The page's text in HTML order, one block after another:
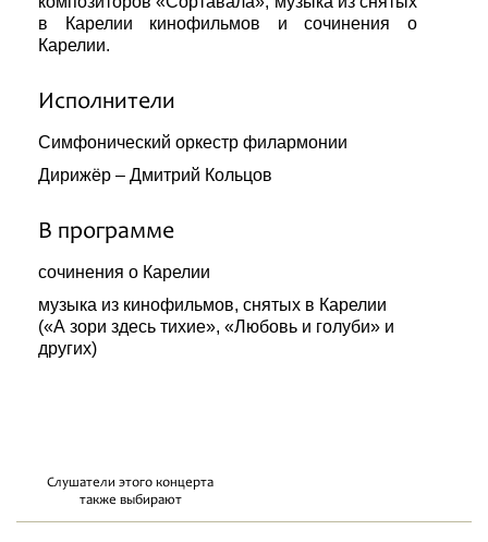
в Карелии кинофильмов и сочинения о
Карелии.
Исполнители
Симфонический оркестр филармонии
Дирижёр – Дмитрий Кольцов
В программе
сочинения о Карелии
музыка из кинофильмов, снятых в Карелии
(«А зори здесь тихие», «Любовь и голуби» и
других)
Слушатели этого концерта
также выбирают